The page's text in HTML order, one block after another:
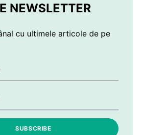
NEWSLETTER
cu ultimele articole de pe
SUBSCRIBE